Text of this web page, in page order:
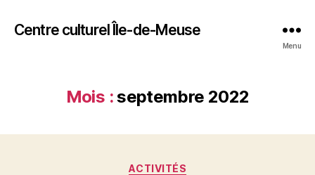
Centre culturel Île-de-Meuse
Menu
Mois :septembre 2022
Catégories
ACTIVITÉS